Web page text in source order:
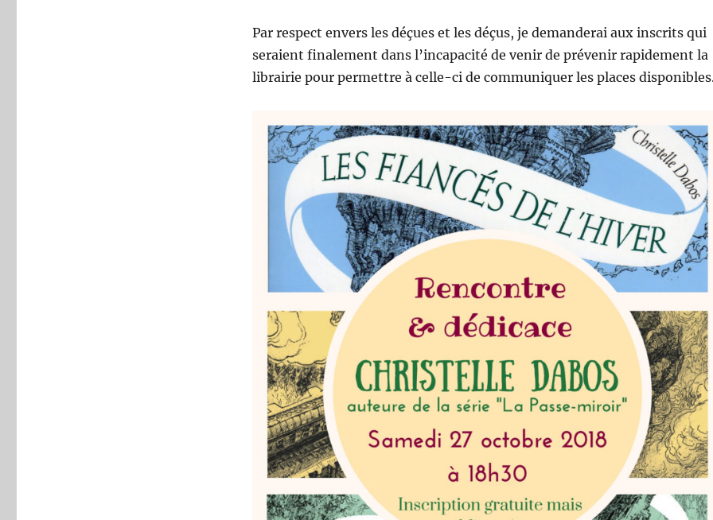
Par respect envers les déçues et les déçus, je demanderai aux inscrits qui
seraient finalement dans l’incapacité de venir de prévenir rapidement la
librairie pour permettre à celle-ci de communiquer les places